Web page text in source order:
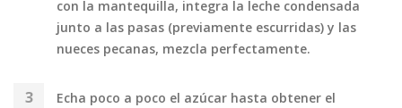
con la mantequilla, integra la leche condensada
junto a las pasas (previamente escurridas) y las
nueces pecanas, mezcla perfectamente.
Echa poco a poco el azúcar hasta obtener el